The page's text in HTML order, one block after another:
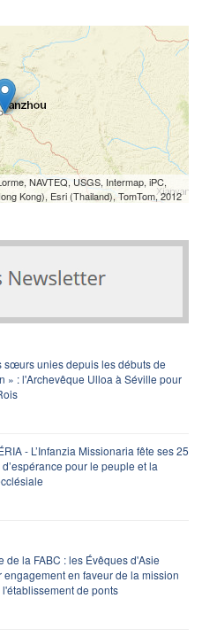
NAVTEQ, USGS, Intermap, iPC,
Kong), Esri (Thailand), TomTom, 2012
sœurs unies depuis les débuts de
» : l'Archevêque Ulloa à Séville pour
- L’Infanzia Missionaria fête ses 25
pour le peuple et la
de la FABC : les Évêques d'Asie
engagement en faveur de la mission
de ponts